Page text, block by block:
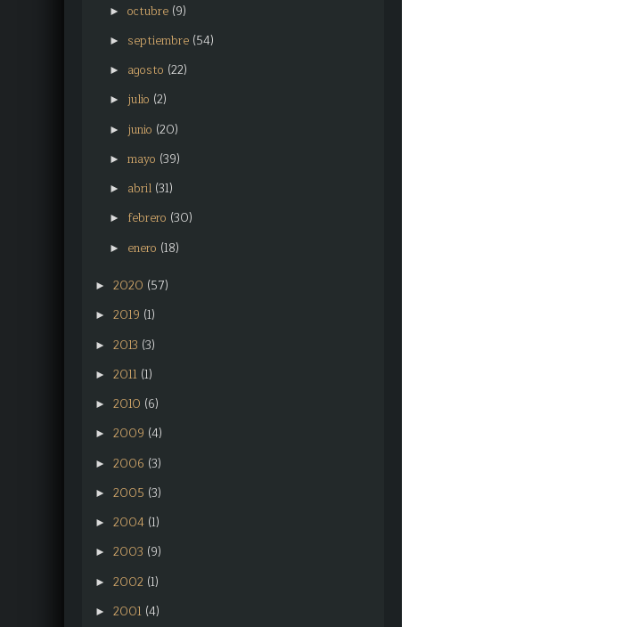
► octubre (9)
► septiembre (54)
► agosto (22)
► julio (2)
► junio (20)
► mayo (39)
► abril (31)
► febrero (30)
► enero (18)
► 2020 (57)
► 2019 (1)
► 2013 (3)
► 2011 (1)
► 2010 (6)
► 2009 (4)
► 2006 (3)
► 2005 (3)
► 2004 (1)
► 2003 (9)
► 2002 (1)
► 2001 (4)